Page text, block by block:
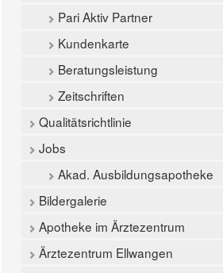
Pari Aktiv Partner
Kundenkarte
Beratungsleistung
Zeitschriften
Qualitätsrichtlinie
Jobs
Akad. Ausbildungsapotheke
Bildergalerie
Apotheke im Ärztezentrum
Ärztezentrum Ellwangen